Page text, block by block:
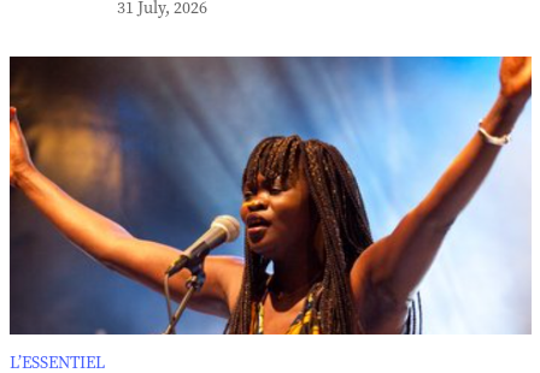
31 July, 2026
L’ESSENTIEL